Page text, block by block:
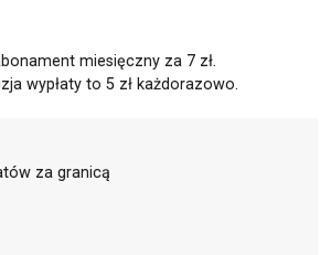
miesięczny za 7 zł.
wypłaty to 5 zł każdorazowo.
za granicą